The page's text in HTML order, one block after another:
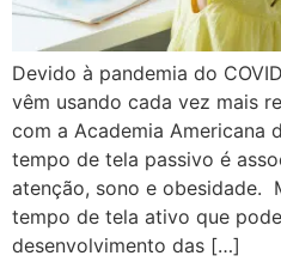
Devido à pandemia do
vêm usando cada vez mais
com a Academia Americana
tempo de tela passivo é
atenção, sono e obesidade.
tempo de tela ativo que
desenvolvimento das […]